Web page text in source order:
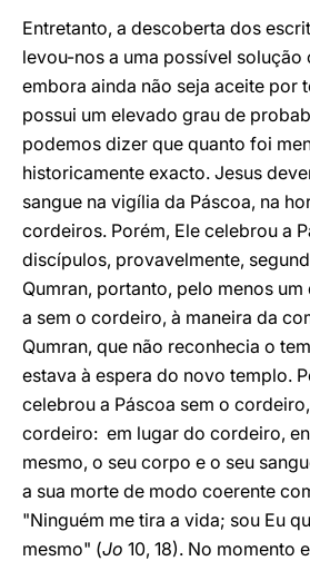
Entretanto, a descoberta dos
levou-nos a uma possível solução
embora ainda não seja aceite por
possui um elevado grau de
podemos dizer que quanto foi
historicamente exacto. Jesus
sangue na vigília da Páscoa, na
cordeiros. Porém, Ele celebrou a
discípulos, provavelmente,
Qumran, portanto, pelo menos
a sem o cordeiro, à maneira da
Qumran, que não reconhecia o
estava à espera do novo templo.
celebrou a Páscoa sem o
cordeiro: em lugar do cordeiro,
mesmo, o seu corpo e o seu
a sua morte de modo coerente
"Ninguém me tira a vida; sou Eu
mesmo" (Jo 10, 18). No momento